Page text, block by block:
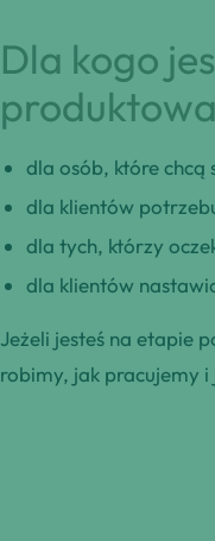
Dla kogo
produktowa
dla osób, które chcą
dla klientów
dla tych, którzy
dla klientów
Jeżeli jesteś na etapie
robimy, jak pracujemy i